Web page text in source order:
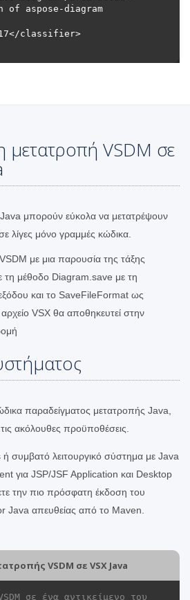
of aspose-diagram
μετατροπή VSDM σε
μπορούν εύκολα να μετατρέψουν
λίγες μόνο γραμμές κώδικα.
με μια παρουσία της τάξης
τη μέθοδο Diagram.save με τη
και το SaveFileFormat ως
VSX θα αποθηκευτεί στην
παραδείγματος μετατροπής Java,
τις ακόλουθες προϋποθέσεις.
συμβατό λειτουργικό σύστημα με Java
για JSP/JSF Application και Desktop
την πιο πρόσφατη έκδοση του
Java απευθείας από το Maven.
VSDM σε VSX Java
σε ένα αντικείμενο του